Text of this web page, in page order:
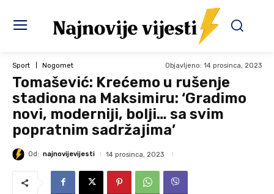
Sport Nogomet Objavljeno: 14 prosinca, 2023
Tomašević: Krećemo u rušenje
stadiona na Maksimiru: ‘Gradimo
novi, moderniji, bolji… sa svim
popratnim sadržajima’
Od: najnovijevijesti 14 prosinca, 2023